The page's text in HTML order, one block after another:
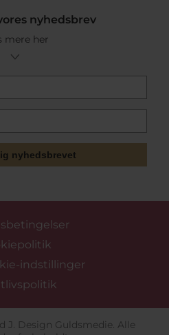
nyhedsbrev
mere her
nyhedsbrevet
indstillinger
J. Design Guldsmedie. Alle